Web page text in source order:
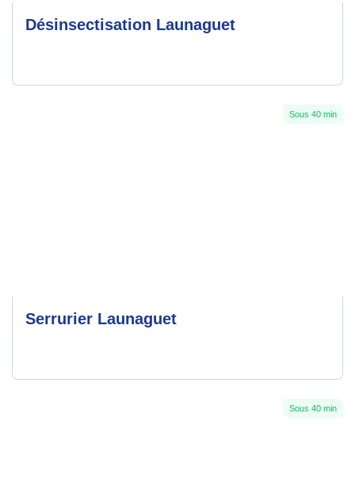
Désinsectisation Launaguet
Sous 40 min
Serrurier Launaguet
Sous 40 min